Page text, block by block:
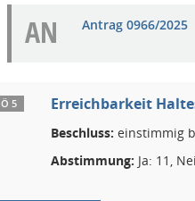
AN Antrag 0966/2025
Ö 5 Erreichbarkeit
Beschluss: einstimmig
Abstimmung: Ja: 11,